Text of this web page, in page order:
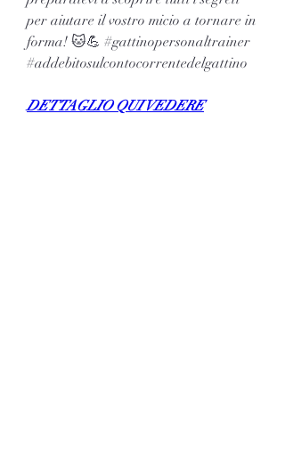
per aiutare il vostro micio a tornare in
forma! 🐱💪 #gattinopersonaltrainer
#addebitosulcontocorrentedelgattino
DETTAGLIO QUI VEDERE